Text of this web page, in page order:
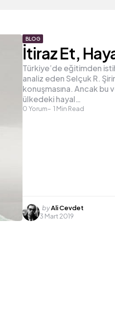
BLOG
İtiraz Et,
0 Yorum 1 Min Read
Türkiye’de eğitimden
analiz eden Selçuk R.
konuşmasına. Ancak bu
ülkedeki hayal…
Posted
by
byAli Cevdet
3 Mart 2019